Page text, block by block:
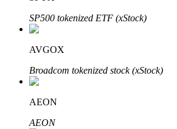
มากถึง 65% คอมมิชชั่น!
SP500 tokenized ETF (xStock)
AVGOX
Broadcom tokenized stock (xStock)
AEON
AEON